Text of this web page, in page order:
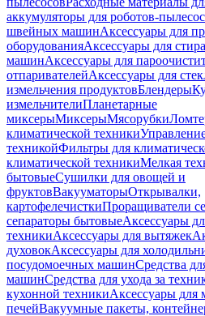
аккумуляторы для роботов-
швейных машинАксессуары для
оборудованияАксессуары для
машинАксессуары для
отпаривателейАксессуары для
измельчения продуктовБлендеры
измельчителиПланетарные
миксерыМиксерыМясорубки
климатической техники
техникойФильтры для
климатической техникиМелкая
бытовыеСушилки для овощей и
фруктовВакууматорыОткрывалки,
картофелечисткиПроращиватели
сепараторы бытовыеАксессуары
техникиАксессуары для вытяжек
духовокАксессуары для
посудомоечных машинСредства
машинСредства для ухода за
кухонной техникиАксессуары для
печейВакуумные пакеты,